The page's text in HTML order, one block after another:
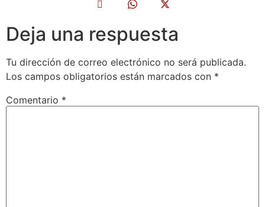
Deja una respuesta
Tu dirección de correo electrónico no será publicada.
Los campos obligatorios están marcados con *
Comentario *